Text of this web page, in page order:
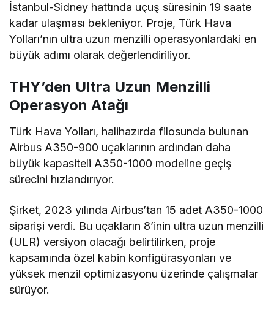
İstanbul-Sidney hattında uçuş süresinin 19 saate
kadar ulaşması bekleniyor. Proje, Türk Hava
Yolları’nın ultra uzun menzilli operasyonlardaki en
büyük adımı olarak değerlendiriliyor.
THY’den Ultra Uzun Menzilli
Operasyon Atağı
Türk Hava Yolları, halihazırda filosunda bulunan
Airbus A350-900 uçaklarının ardından daha
büyük kapasiteli A350-1000 modeline geçiş
sürecini hızlandırıyor.
Şirket, 2023 yılında Airbus’tan 15 adet A350-1000
siparişi verdi. Bu uçakların 8’inin ultra uzun menzilli
(ULR) versiyon olacağı belirtilirken, proje
kapsamında özel kabin konfigürasyonları ve
yüksek menzil optimizasyonu üzerinde çalışmalar
sürüyor.